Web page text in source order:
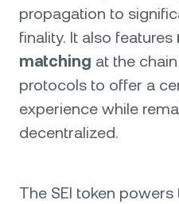
propagation to
finality. It also features
matching at the
protocols to offer a
experience while
decentralized.
The SEI token